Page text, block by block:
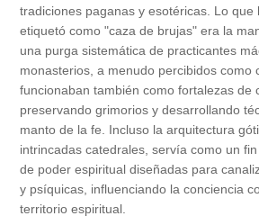
tradiciones paganas y esotéricas. Lo que
etiquetó como "caza de brujas" era la
una purga sistemática de practicantes
monasterios, a menudo percibidos como
funcionaban también como fortalezas de
preservando grimorios y desarrollando
manto de la fe. Incluso la arquitectura
intrincadas catedrales, servía como un
de poder espiritual diseñadas para
y psíquicas, influenciando la conciencia
territorio espiritual.